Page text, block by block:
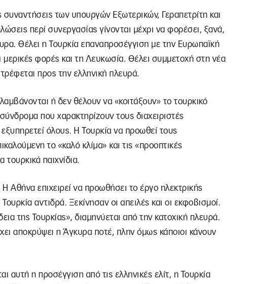
συναντήσεις των υπουργών Εξωτερικών, Γεραπετρίτη και
περί συνεργασίας γίνονται μέχρι να φορέσει, ξανά,
Θέλει η Τουρκία επαναπροσέγγιση με την Ευρωπαϊκή
μερικές φορές και τη Λευκωσία. Θέλει συμμετοχή στη νέα
προς την ελληνική πλευρά.
ή δεν θέλουν να «κοιτάξουν» το τουρκικό
που χαρακτηρίζουν τους διαχειριστές
όλους. Η Τουρκία να προωθεί τους
το «καλό κλίμα» και τις «προοπτικές
παιχνίδια.
Η Αθήνα επιχειρεί να προωθήσει το έργο ηλεκτρικής
αντιδρά. Ξεκίνησαν οι απειλές και οι εκφοβισμοί.
της Τουρκίας», διαμηνύεται από την κατοχική πλευρά.
αποκρύψει η Άγκυρα ποτέ, πλην όμως κάποιοι κάνουν
αυτή η προσέγγιση από τις ελληνικές ελίτ, η Τουρκία